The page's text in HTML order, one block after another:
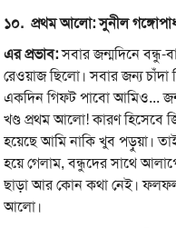
১০.প্রথমআলো:সুনীল
এরপ্রভাব:সবার জন্মদিনে বন্ধু-
রেওয়াজ ছিলো। সবার জন্য
একদিন গিফট পাবো আমিও...
খণ্ড প্রথম আলো! কারণ হিসেবে
হয়েছে আমি নাকি খুব পড়ুয়া।
হয়ে গেলাম, বন্ধুদের সাথে
ছাড়া আর কোন কথা নেই।
আলো।